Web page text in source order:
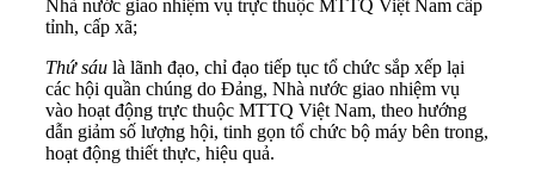
Nhà nước giao nhiệm vụ trực thuộc MTTQ Việt Nam cấp
tỉnh, cấp xã;
Thứ sáu là lãnh đạo, chỉ đạo tiếp tục tổ chức sắp xếp lại
các hội quần chúng do Đảng, Nhà nước giao nhiệm vụ
vào hoạt động trực thuộc MTTQ Việt Nam, theo hướng
dẫn giảm số lượng hội, tinh gọn tổ chức bộ máy bên trong,
hoạt động thiết thực, hiệu quả.